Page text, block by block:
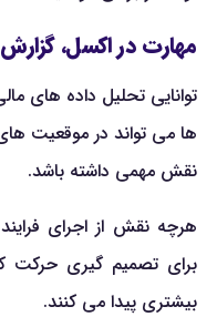
مهارت در اکسل،
توانایی تحلیل داده های
ها می تواند در موقعیت
نقش مهمی داشته باشد.
هرچه نقش از اجرای
برای تصمیم گیری حرکت
بیشتری پیدا می کنند.